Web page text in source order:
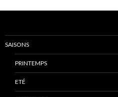
SAISONS
PRINTEMPS
ETÉ